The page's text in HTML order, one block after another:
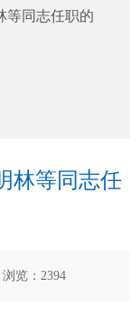
等同志任职的
林等同志任
览： 2394